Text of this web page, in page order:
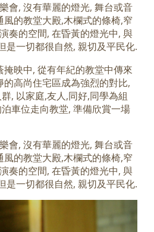
會, 沒有華麗的燈光, 舞台或音
的教堂大殿,木欄式的條椅,窄
奏的空間, 在昏黃的燈光中, 與
是一切都很自然, 親切及平民化.
映中, 從有年紀的教堂中傳來
高尚住宅區成為強烈的對比,
, 以家庭,友人,同好,同學為組
車位走向教堂, 準備欣賞一場
會, 沒有華麗的燈光, 舞台或音
的教堂大殿,木欄式的條椅,窄
奏的空間, 在昏黃的燈光中, 與
是一切都很自然, 親切及平民化.